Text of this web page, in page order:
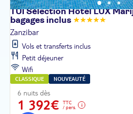
TUI Sélection Hôtel LUX
bagages inclus
Zanzibar
Vols et transferts inclus
Petit déjeuner
Wifi
CLASSIQUE NOUVEAUTÉ
6 nuits dès
1 392€
TTC
/ pers.